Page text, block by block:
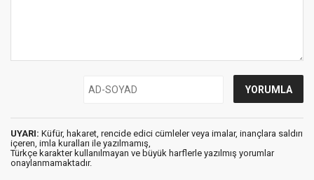
UYARI: Küfür, hakaret, rencide edici cümleler veya imalar, inançlara saldırı
içeren, imla kuralları ile yazılmamış,
Türkçe karakter kullanılmayan ve büyük harflerle yazılmış yorumlar
onaylanmamaktadır.